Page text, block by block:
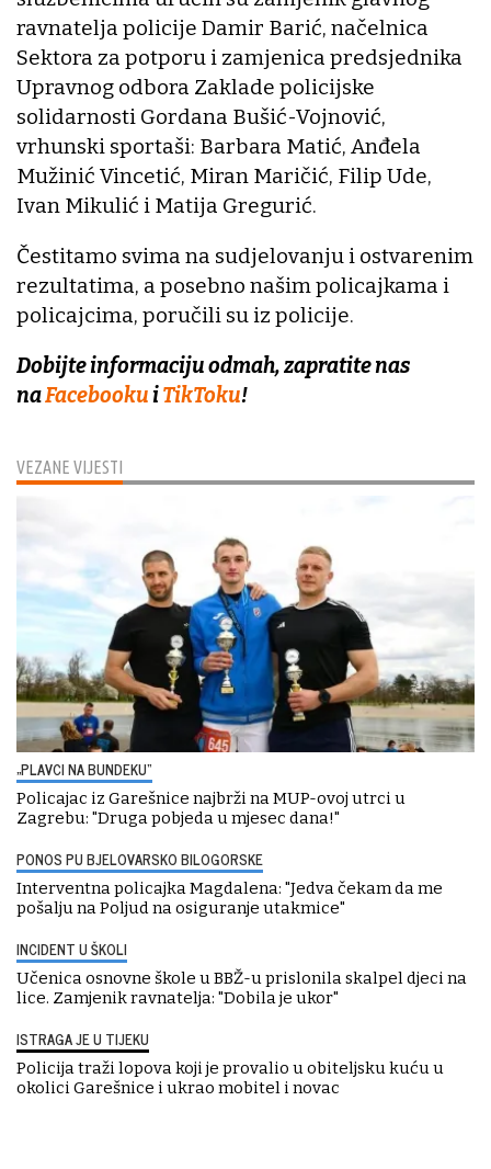
VEZANE VIJESTI
„PLAVCI NA BUNDEKU“
Policajac iz Garešnice najbrži na MUP-ovoj utrci u
Zagrebu: "Druga pobjeda u mjesec dana!"
PONOS PU BJELOVARSKO BILOGORSKE
Interventna policajka Magdalena: "Jedva čekam da me
pošalju na Poljud na osiguranje utakmice"
INCIDENT U ŠKOLI
Učenica osnovne škole u BBŽ-u prislonila skalpel djeci na
lice. Zamjenik ravnatelja: "Dobila je ukor"
ISTRAGA JE U TIJEKU
Policija traži lopova koji je provalio u obiteljsku kuću u
okolici Garešnice i ukrao mobitel i novac
ravnatelja policije Damir Barić, načelnica
Sektora za potporu i zamjenica predsjednika
Upravnog odbora Zaklade policijske
solidarnosti Gordana Bušić-Vojnović,
vrhunski sportaši: Barbara Matić, Anđela
Mužinić Vincetić, Miran Maričić, Filip Ude,
Ivan Mikulić i Matija Gregurić.
Čestitamo svima na sudjelovanju i ostvarenim
rezultatima, a posebno našim policajkama i
policajcima, poručili su iz policije.
Dobijte informaciju odmah, zapratite nas
naFacebookuiTikToku!